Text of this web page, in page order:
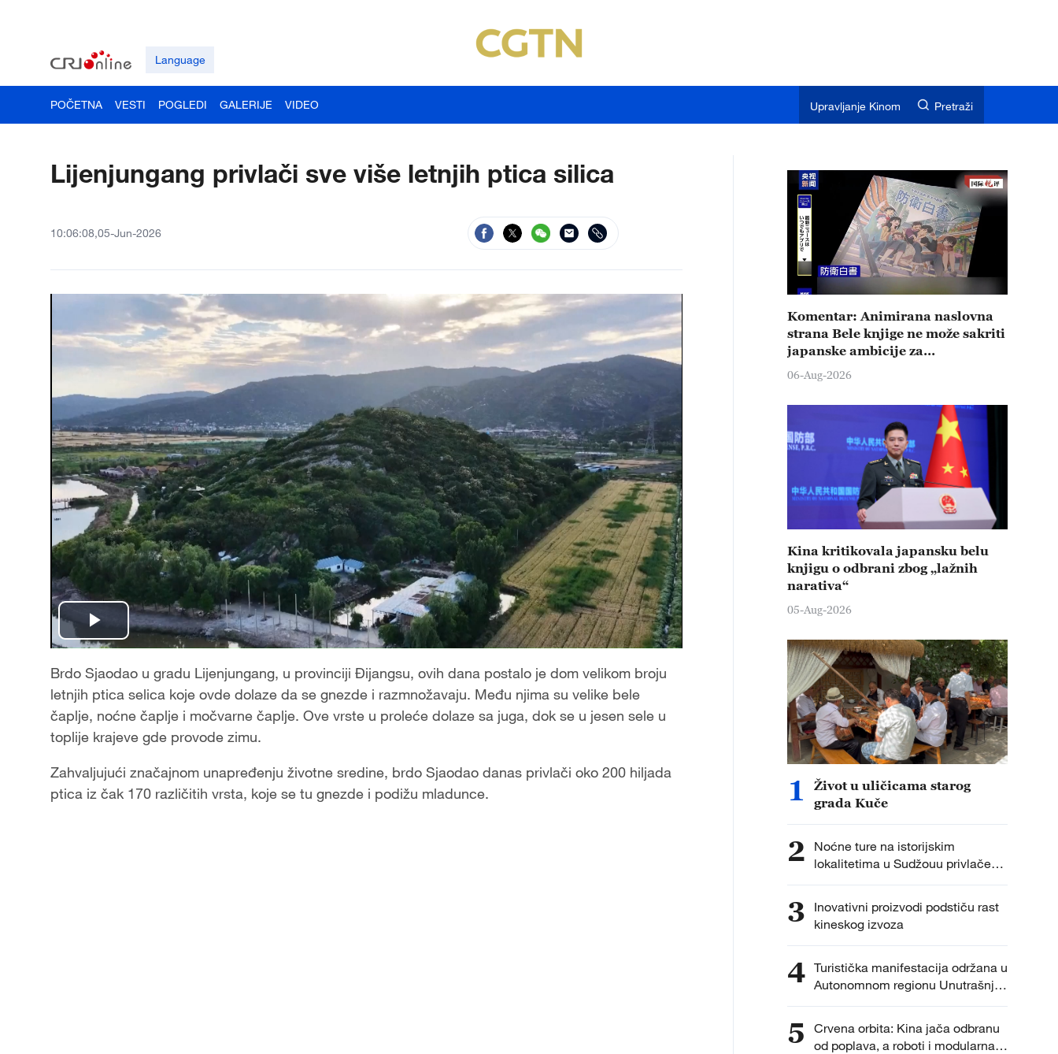
Language
POČETNA VESTI POGLEDI GALERIJE VIDEO Upravljanje Kinom Pretraži
Lijenjungang privlači sve više letnjih ptica silica
10:06:08,05-Jun-2026
Play
Video
Brdo Sjaodao u gradu Lijenjungang, u provinciji Đijangsu, ovih dana postalo je dom velikom broju
letnjih ptica selica koje ovde dolaze da se gnezde i razmnožavaju. Među njima su velike bele
čaplje, noćne čaplje i močvarne čaplje. Ove vrste u proleće dolaze sa juga, dok se u jesen sele u
toplije krajeve gde provode zimu.
Zahvaljujući značajnom unapređenju životne sredine, brdo Sjaodao danas privlači oko 200 hiljada
ptica iz čak 170 različitih vrsta, koje se tu gnezde i podižu mladunce.
Komentar: Animirana naslovna
strana Bele knjige ne može sakriti
japanske ambicije za
„remilitarizacijom“
06-Aug-2026
Kina kritikovala japansku belu
knjigu o odbrani zbog „lažnih
narativa“
05-Aug-2026
1
Život u uličicama starog
grada Kuče
2
Noćne ture na istorijskim
lokalitetima u Sudžouu privlače
turiste jedinstvenim doživljajima i
3
Inovativni proizvodi podstiču rast
kineskog izvoza
4 Turistička manifestacija održana u
Autonomnom regionu Unutrašnja
Mongolija
5
Crvena orbita: Kina jača odbranu
od poplava, a roboti i modularna